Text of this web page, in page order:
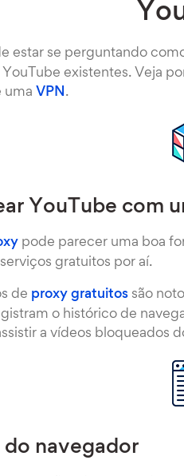
estar se perguntando
existentes. Veja
uma VPN .
YouTube com
pode parecer uma boa
gratuitos por aí.
de proxy gratuitos são
o histórico de
a vídeos bloqueados
do navegador